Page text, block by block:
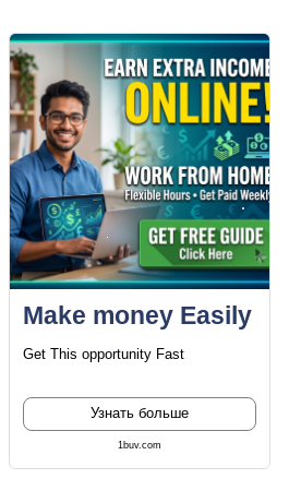
Make money Easily
Get This opportunity Fast
Узнать больше
1buv.com